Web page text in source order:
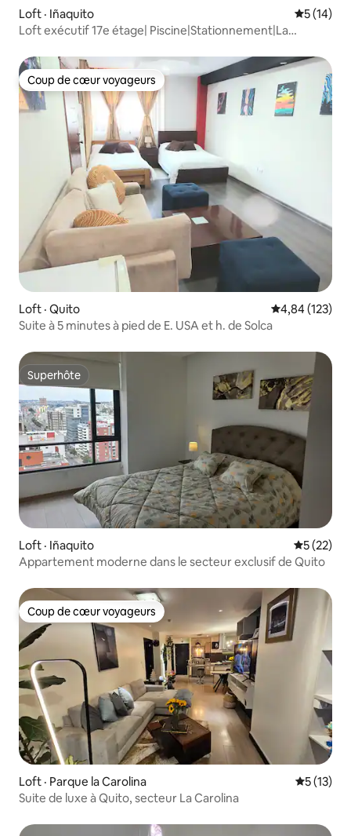
Loft · Iñaquito Note
5 (14)
Loft exécutif 17e étage| Piscine|Stationnement|La
Coup de cœur voyageurs
Coup de cœur voyageurs
Loft · Quito Note
4,84 (123)
Suite à 5 minutes à pied de E. USA et h. de Solca
Superhôte
Superhôte
Loft · Iñaquito Note
5 (22)
Appartement moderne dans le secteur exclusif de Quito
Coup de cœur voyageurs
Coup de cœur voyageurs
Loft · Parque la Carolina Note
5 (13)
Suite de luxe à Quito, secteur La Carolina